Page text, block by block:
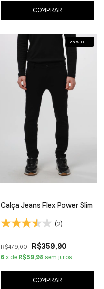
COMPRAR
25 % OFF
Calça Jeans Flex Power Slim
(2)
R$479,00 R$359,90
6 x de R$59,98 sem juros
COMPRAR